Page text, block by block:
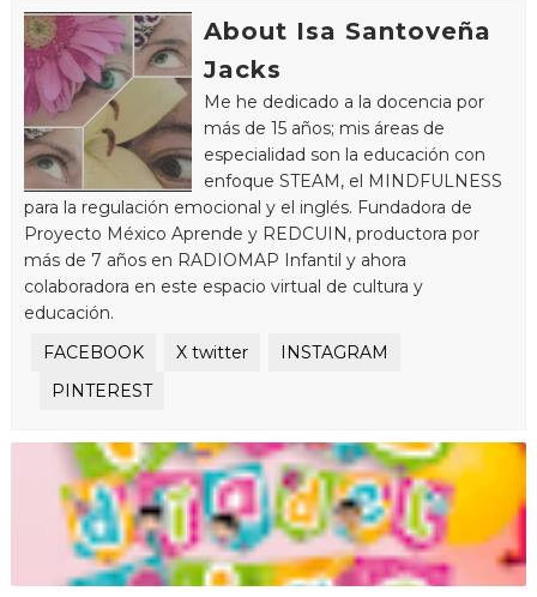
About Isa Santoveña
Jacks
Me he dedicado a la docencia por
más de 15 años; mis áreas de
especialidad son la educación con
enfoque STEAM, el MINDFULNESS
para la regulación emocional y el inglés. Fundadora de
Proyecto México Aprende y REDCUIN, productora por
más de 7 años en RADIOMAP Infantil y ahora
colaboradora en este espacio virtual de cultura y
educación.
FACEBOOK
X twitter
INSTAGRAM
PINTEREST